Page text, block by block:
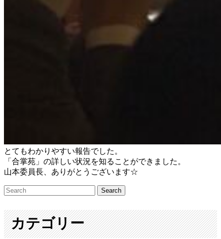
とてもわかりやすい報告でした。
「合掌苑」の詳しい状況を知ることができました。
山本委員長、ありがとうございます☆
カテゴリー